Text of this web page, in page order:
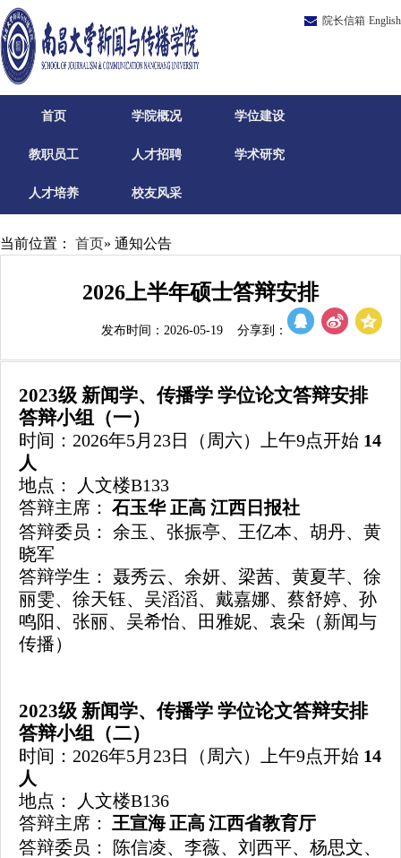
院长信箱 English
首页 学院概况 学位建设
教职员工 人才招聘 学术研究
人才培养 校友风采
当前位置： 首页» 通知公告
2026上半年硕士答辩安排
发布时间：2026-05-19 分享到：
2023级 新闻学、传播学 学位论文答辩安排
答辩小组（一）
时间： 2026年5月 23日（周六）上午9点开始 14
人
地点：
人文楼B133
答辩主席： 石玉华正高 江西日报社
答辩委员： 余玉、 张振亭、王亿本、 胡丹、 黄
晓军
答辩学生： 聂秀云、余妍、梁茜、黄夏芊、徐
丽雯、徐天钰、吴滔滔、戴嘉娜、 蔡舒婷、孙
鸣阳、张丽、吴希怡、
田雅妮、 袁朵（新闻与
传播）
2023级 新闻学、传播学 学位论文答辩安排
答辩小组（二）
时间： 2026年5月 23日（周六）上午9点开始 14
人
地点：
人文楼B136
答辩主席： 王宣海 正高江西省教育厅
答辩委员：
陈信凌、 李薇、刘西平、杨思文、